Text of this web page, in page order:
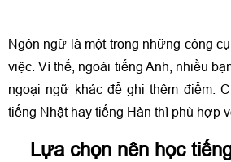
Ngôn ngữ là một trong những công
việc. Vì thế, ngoài tiếng Anh, nhiều
ngoại ngữ khác để ghi thêm điểm.
tiếng Nhật hay tiếng Hàn thì phù hợp
Lựa chọn nên học